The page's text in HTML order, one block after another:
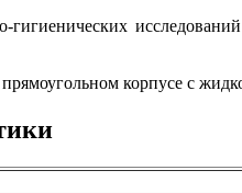
гигиенических
корпусе с